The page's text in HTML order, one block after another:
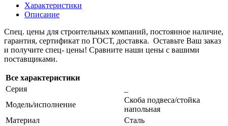
Характеристики
Описание
Спец. цены для строительных компаний, постоянное наличие,
гарантия, сертификат по ГОСТ, доставка. Оставьте Ваш заказ
и получите спец- цены! Сравните наши цены с вашими
поставщиками.
Все характеристики
Серия
Модель/исполнение
Скоба подвеса/стойка
напольная
Материал
Сталь